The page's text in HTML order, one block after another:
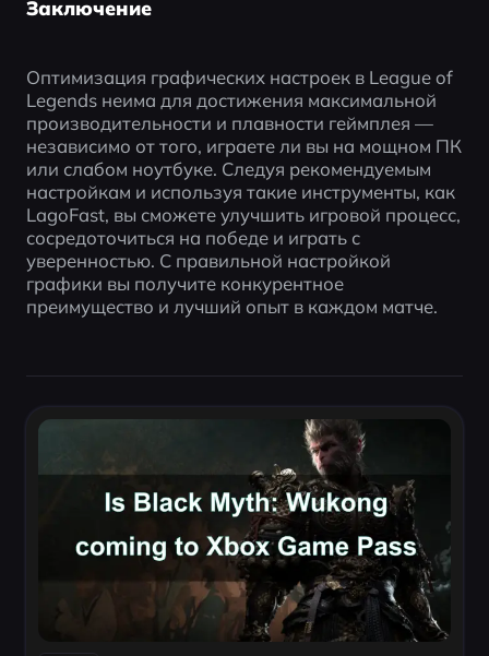
Заключение
Оптимизация графических настроек в League of
Legends неима для достижения максимальной
производительности и плавности геймплея —
независимо от того, играете ли вы на мощном ПК
или слабом ноутбуке. Следуя рекомендуемым
настройкам и используя такие инструменты, как
LagoFast, вы сможете улучшить игровой процесс,
сосредоточиться на победе и играть с
уверенностью. С правильной настройкой
графики вы получите конкурентное
преимущество и лучший опыт в каждом матче.